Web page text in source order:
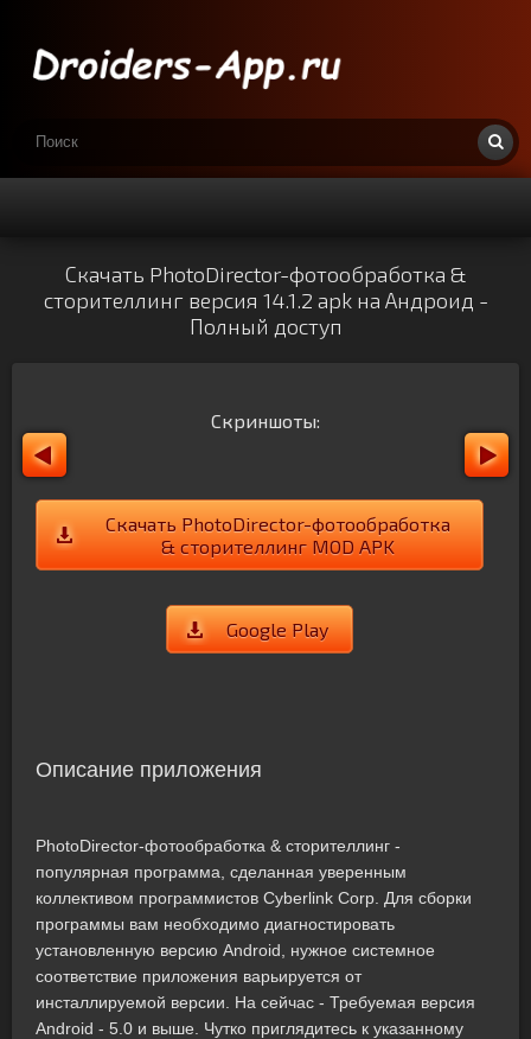
Скачать PhotoDirector-фотообработка &
сторителлинг версия 14.1.2 apk на Андроид -
Полный доступ
Скриншоты:
Скачать PhotoDirector-фотообработка
& сторителлинг MOD APK
Google Play
Описание приложения
PhotoDirector-фотообработка & сторителлинг -
популярная программа, сделанная уверенным
коллективом программистов Cyberlink Corp. Для сборки
программы вам необходимо диагностировать
установленную версию Android, нужное системное
соответствие приложения варьируется от
инсталлируемой версии. На сейчас - Требуемая версия
Android - 5.0 и выше. Чутко приглядитесь к указанному